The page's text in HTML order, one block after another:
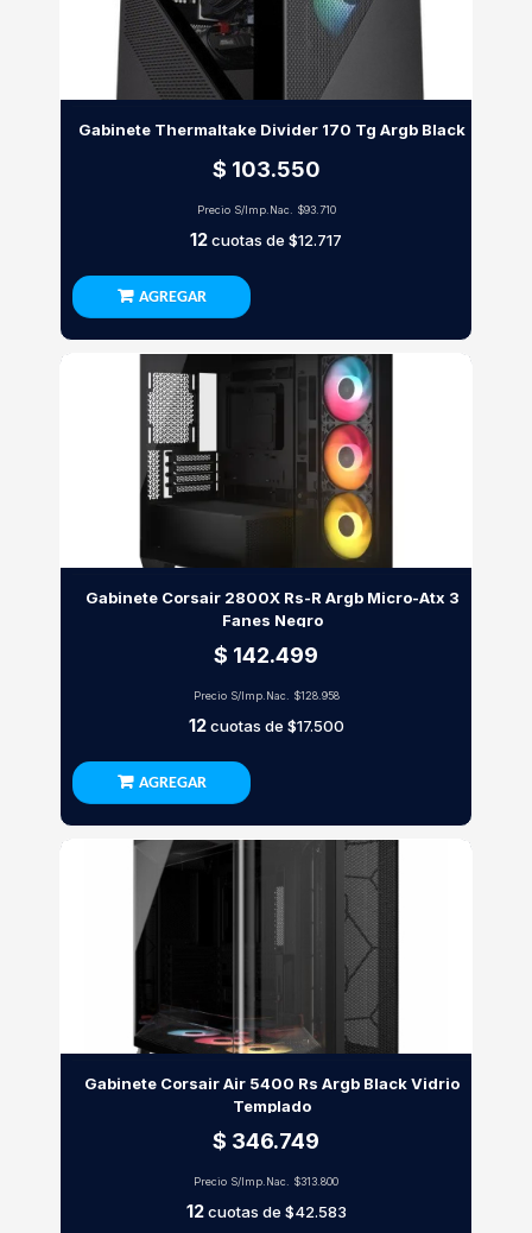
Gabinete Thermaltake Divider 170 Tg Argb Black
$ 103.550
Precio S/Imp.Nac. $93.710
12cuotas de $12.717
AGREGAR
Gabinete Corsair 2800X Rs-R Argb Micro-Atx 3
Fanes Negro
$ 142.499
Precio S/Imp.Nac. $128.958
12cuotas de $17.500
AGREGAR
Gabinete Corsair Air 5400 Rs Argb Black Vidrio
Templado
$ 346.749
Precio S/Imp.Nac. $313.800
12cuotas de $42.583